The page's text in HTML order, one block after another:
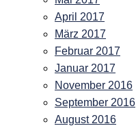
April 2017
März 2017
Februar 2017
Januar 2017
November 2016
September 2016
August 2016